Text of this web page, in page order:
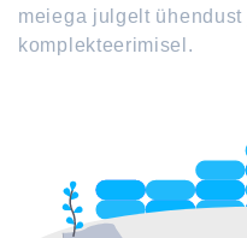
meiega julgelt
komplekteerimisel.